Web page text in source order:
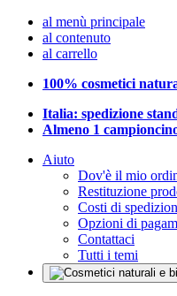
al menù principale
al contenuto
al carrello
100% cosmetici
Italia: spedizione
Almeno 1
Aiuto
Dov'è il mio
Restituzione
Costi di
Opzioni di
Contattaci
Tutti i temi